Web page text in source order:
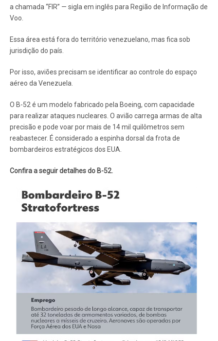
a chamada “FIR” — sigla em inglês para Região de Informação de
Voo.
Essa área está fora do território venezuelano, mas fica sob
jurisdição do país.
Por isso, aviões precisam se identificar ao controle do espaço
aéreo da Venezuela.
O B-52 é um modelo fabricado pela Boeing, com capacidade
para realizar ataques nucleares. O avião carrega armas de alta
precisão e pode voar por mais de 14 mil quilômetros sem
reabastecer. É considerado a espinha dorsal da frota de
bombardeiros estratégicos dos EUA.
Confira a seguir detalhes do B-52.